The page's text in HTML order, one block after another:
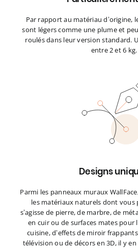
Par rapport au matériau d’origine,
sont légers comme une plume et
roulés dans leur version standard.
entre 2 et 6 kg.
Designs
Parmi les panneaux muraux
les matériaux naturels dont vous
s’agisse de pierre, de marbre, de
en cuir ou de surfaces mates pour
cuisine, d’effets de miroir
télévision ou de décors en 3D, il y